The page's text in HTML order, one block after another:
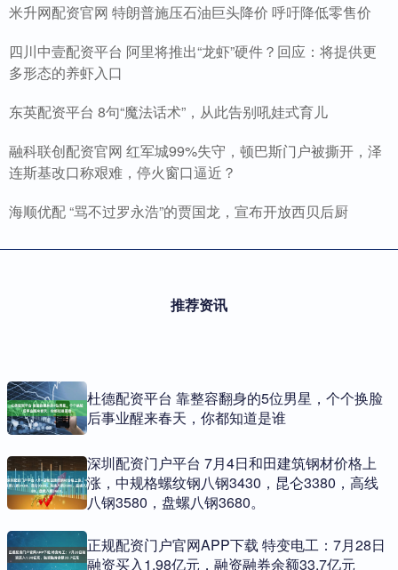
米升网配资官网 特朗普施压石油巨头降价 呼吁降低零售价
四川中壹配资平台 阿里将推出“龙虾”硬件？回应：将提供更
多形态的养虾入口
东英配资平台 8句“魔法话术”，从此告别吼娃式育儿
融科联创配资官网 红军城99%失守，顿巴斯门户被撕开，泽
连斯基改口称艰难，停火窗口逼近？
海顺优配 “骂不过罗永浩”的贾国龙，宣布开放西贝后厨
推荐资讯
杜德配资平台 靠整容翻身的5位男星，个个换脸
后事业醒来春天，你都知道是谁
深圳配资门户平台 7月4日和田建筑钢材价格上
涨，中规格螺纹钢八钢3430，昆仑3380，高线
八钢3580，盘螺八钢3680。
正规配资门户官网APP下载 特变电工：7月28日
融资买入1.98亿元，融资融券余额33.7亿元